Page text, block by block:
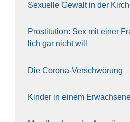
Sexu­el­le Gewalt in der
Pro­sti­tu­ti­on: Sex mit einer
lich gar nicht will
Die Coro­na-Ver­schwö­rung
Kin­der in einem